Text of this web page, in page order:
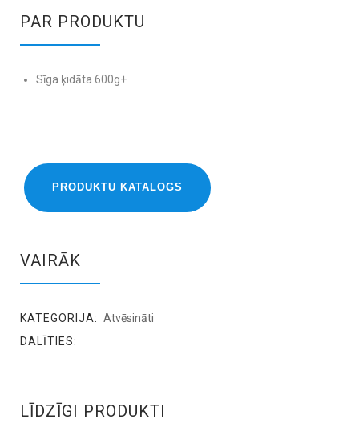
PAR PRODUKTU
Sīga ķidāta 600g+
PRODUKTU KATALOGS
VAIRĀK
KATEGORIJA: Atvēsināti
DALĪTIES:
LĪDZĪGI PRODUKTI